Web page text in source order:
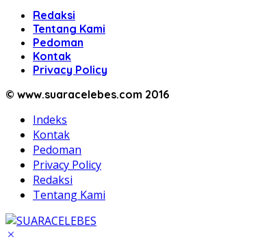
Redaksi
Tentang Kami
Pedoman
Kontak
Privacy Policy
© www.suaracelebes.com 2016
Indeks
Kontak
Pedoman
Privacy Policy
Redaksi
Tentang Kami